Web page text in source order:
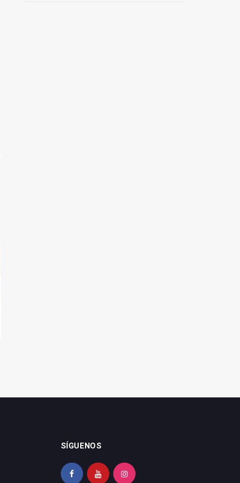
SÍGUENOS